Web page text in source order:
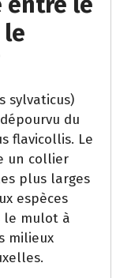
sylvaticus)
du
flavicollis. Le
un collier
plus larges
espèces
le mulot à
milieux